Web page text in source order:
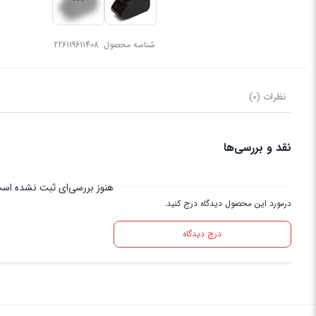
شناسه محصول:226119611408
نظرات (0)
نقد و بررسی‌ها
درمورد این محصول دیدگاه درج کنید.
درج دیدگاه
هنوز بررسی‌ای ثبت نشده